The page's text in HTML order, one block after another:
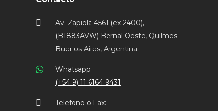
Av. Zapiola 4561 (ex 2400),
(B1883AVW) Bernal Oeste, Quilmes
Buenos Aires, Argentina.
Whatsapp:
(+54 9) 11 6164 9431
Telefono o Fax: